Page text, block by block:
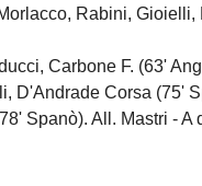
Rabini, Gioielli,
Carbone F. (63'
D'Andrade Corsa (75'
Spanò). All. Mastri - A